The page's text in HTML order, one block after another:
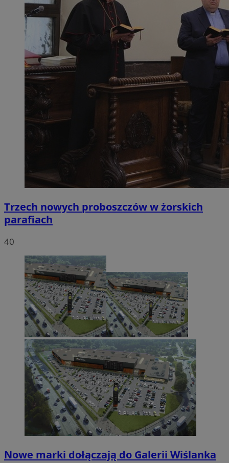
Trzech nowych proboszczów w żorskich
parafiach
40
Nowe marki dołączają do Galerii Wiślanka